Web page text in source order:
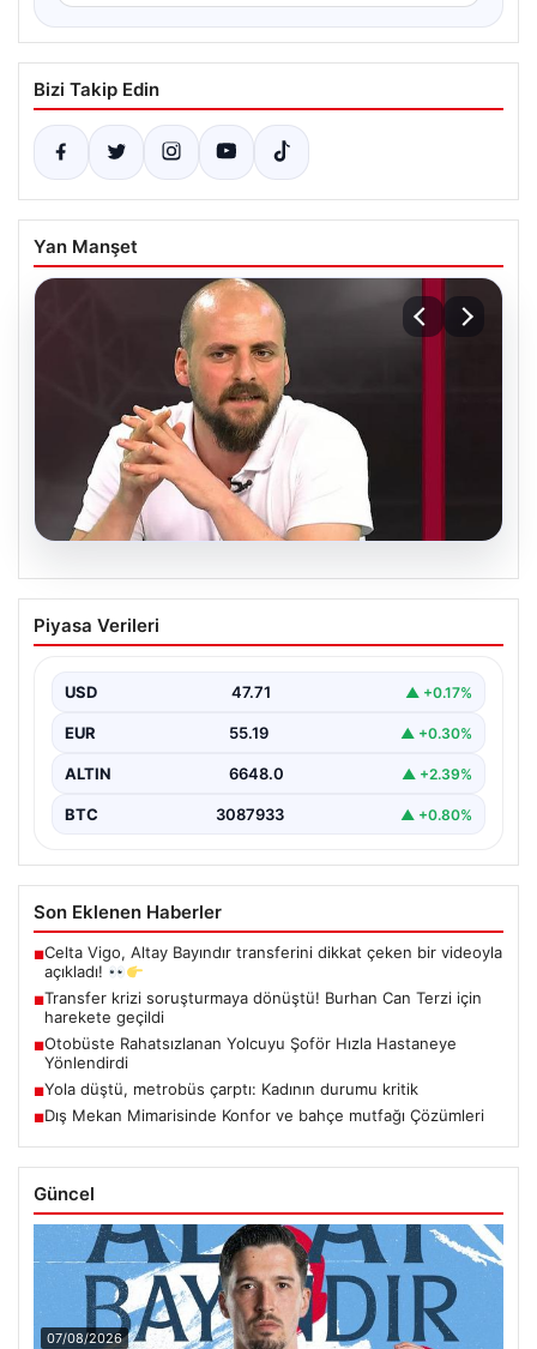
Bizi Takip Edin
Yan Manşet
06.08.2026
Transfer krizi soruşturmaya dönüştü!
Burhan Can Terzi için harekete geçildi
Piyasa Verileri
USD 47.71 ▲ +0.17%
EUR 55.19 ▲ +0.30%
ALTIN 6648.0 ▲ +2.39%
BTC 3087933 ▲ +0.80%
Son Eklenen Haberler
■Celta Vigo, Altay Bayındır transferini dikkat çeken bir videoyla
açıkladı!
■Transfer krizi soruşturmaya dönüştü! Burhan Can Terzi için
harekete geçildi
■Otobüste Rahatsızlanan Yolcuyu Şoför Hızla Hastaneye
Yönlendirdi
■Yola düştü, metrobüs çarptı: Kadının durumu kritik
■Dış Mekan Mimarisinde Konfor ve bahçe mutfağı Çözümleri
Güncel
07/08/2026